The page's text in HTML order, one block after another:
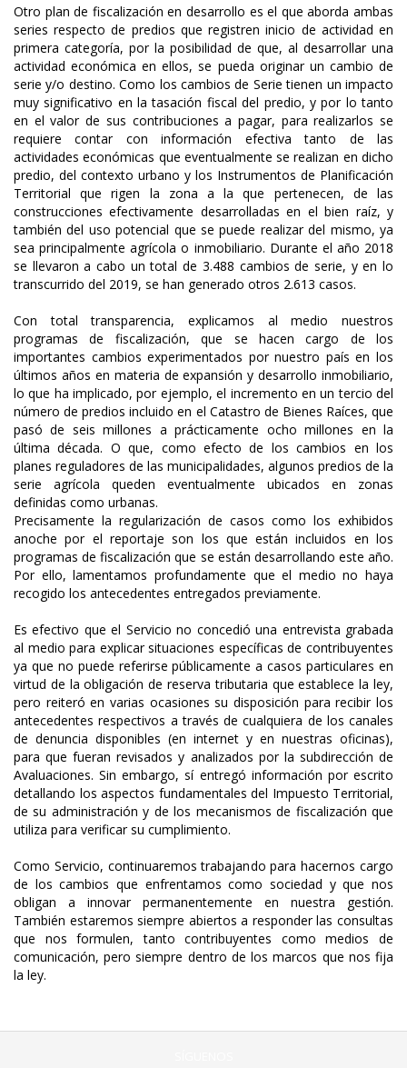
Otro plan de fiscalización en desarrollo es el que aborda ambas
series respecto de predios que registren inicio de actividad en
primera categoría, por la posibilidad de que, al desarrollar una
actividad económica en ellos, se pueda originar un cambio de
serie y/o destino. Como los cambios de Serie tienen un impacto
muy significativo en la tasación fiscal del predio, y por lo tanto
en el valor de sus contribuciones a pagar, para realizarlos se
requiere contar con información efectiva tanto de las
actividades económicas que eventualmente se realizan en dicho
predio, del contexto urbano y los Instrumentos de Planificación
Territorial que rigen la zona a la que pertenecen, de las
construcciones efectivamente desarrolladas en el bien raíz, y
también del uso potencial que se puede realizar del mismo, ya
sea principalmente agrícola o inmobiliario. Durante el año 2018
se llevaron a cabo un total de 3.488 cambios de serie, y en lo
transcurrido del 2019, se han generado otros 2.613 casos.
Con total transparencia, explicamos al medio nuestros
programas de fiscalización, que se hacen cargo de los
importantes cambios experimentados por nuestro país en los
últimos años en materia de expansión y desarrollo inmobiliario,
lo que ha implicado, por ejemplo, el incremento en un tercio del
número de predios incluido en el Catastro de Bienes Raíces, que
pasó de seis millones a prácticamente ocho millones en la
última década. O que, como efecto de los cambios en los
planes reguladores de las municipalidades, algunos predios de la
serie agrícola queden eventualmente ubicados en zonas
definidas como urbanas.
Precisamente la regularización de casos como los exhibidos
anoche por el reportaje son los que están incluidos en los
programas de fiscalización que se están desarrollando este año.
Por ello, lamentamos profundamente que el medio no haya
recogido los antecedentes entregados previamente.
Es efectivo que el Servicio no concedió una entrevista grabada
al medio para explicar situaciones específicas de contribuyentes
ya que no puede referirse públicamente a casos particulares en
virtud de la obligación de reserva tributaria que establece la ley,
pero reiteró en varias ocasiones su disposición para recibir los
antecedentes respectivos a través de cualquiera de los canales
de denuncia disponibles (en internet y en nuestras oficinas),
para que fueran revisados y analizados por la subdirección de
Avaluaciones. Sin embargo, sí entregó información por escrito
detallando los aspectos fundamentales del Impuesto Territorial,
de su administración y de los mecanismos de fiscalización que
utiliza para verificar su cumplimiento.
Como Servicio, continuaremos trabajando para hacernos cargo
de los cambios que enfrentamos como sociedad y que nos
obligan a innovar permanentemente en nuestra gestión.
También estaremos siempre abiertos a responder las consultas
que nos formulen, tanto contribuyentes como medios de
comunicación, pero siempre dentro de los marcos que nos fija
la ley.